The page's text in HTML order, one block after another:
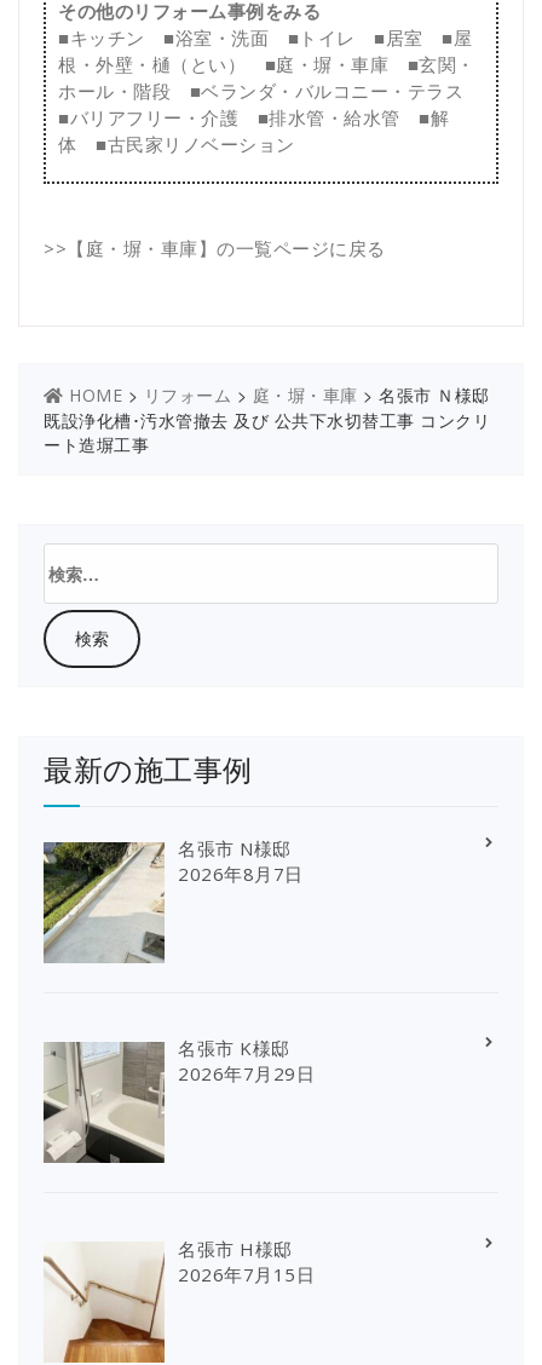
その他のリフォーム事例をみる
■キッチン ■浴室・洗面 ■ トイレ ■ 居室 ■屋
根・外壁・樋（とい）
■庭・塀・車庫 ■玄関・
ホール・階段 ■ベランダ・バルコニー・テラス
■バリアフリー・介護 ■排水管・給水管 ■解
体 ■古民家リノベーション
>> 【庭・塀・車庫】の一覧ページに戻る
HOME > リフォーム > 庭・塀・車庫 > 名張市 Ｎ様邸
既設浄化槽･汚水管撤去 及び 公共下水切替工事 コンクリ
ート造塀工事
索:
最新の施工事例
名張市 N様邸
2026年8月7日
名張市 K様邸
2026年7月29日
名張市 H様邸
2026年7月15日